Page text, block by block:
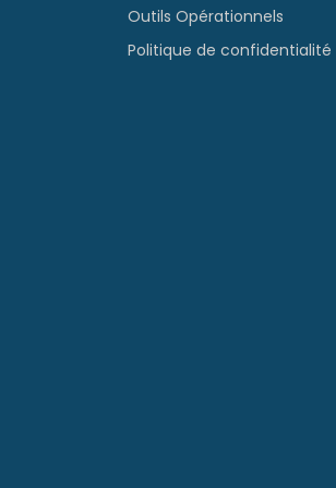
Outils Opérationnels
Politique de confidentialité